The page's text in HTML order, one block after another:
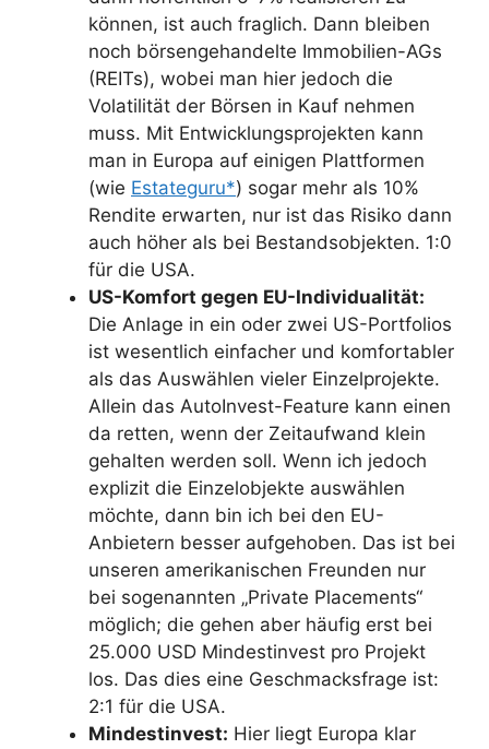
können, ist auch fraglich. Dann bleiben
noch börsengehandelte Immobilien-AGs
(REITs), wobei man hier jedoch die
Volatilität der Börsen in Kauf nehmen
muss. Mit Entwicklungsprojekten kann
man in Europa auf einigen Plattformen
(wie Estateguru*) sogar mehr als 10%
Rendite erwarten, nur ist das Risiko dann
auch höher als bei Bestandsobjekten. 1:0
für die USA.
US-Komfort gegen EU-Individualität:
Die Anlage in ein oder zwei US-Portfolios
ist wesentlich einfacher und komfortabler
als das Auswählen vieler Einzelprojekte.
Allein das AutoInvest-Feature kann einen
da retten, wenn der Zeitaufwand klein
gehalten werden soll. Wenn ich jedoch
explizit die Einzelobjekte auswählen
möchte, dann bin ich bei den EU-
Anbietern besser aufgehoben. Das ist bei
unseren amerikanischen Freunden nur
bei sogenannten „Private Placements“
möglich; die gehen aber häufig erst bei
25.000 USD Mindestinvest pro Projekt
los. Das dies eine Geschmacksfrage ist:
2:1 für die USA.
Mindestinvest: Hier liegt Europa klar